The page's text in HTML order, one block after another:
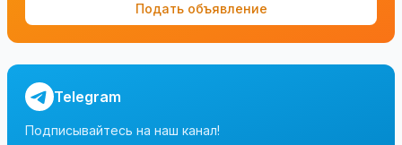
Подать объявление
Telegram
Подписывайтесь на наш канал!